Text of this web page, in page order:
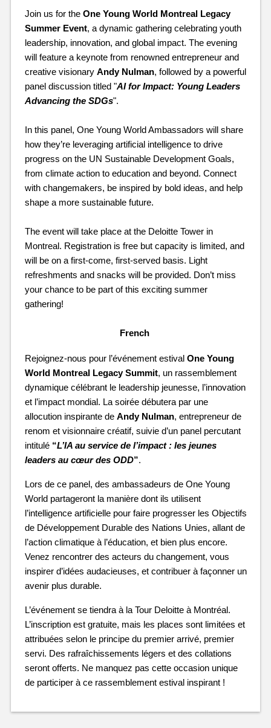
Join us for the One Young World Montreal Legacy
Summer Event, a dynamic gathering celebrating youth
leadership, innovation, and global impact. The evening
will feature a keynote from renowned entrepreneur and
creative visionary Andy Nulman, followed by a powerful
panel discussion titled "AI for Impact: Young Leaders
Advancing the SDGs".
In this panel, One Young World Ambassadors will share
how they’re leveraging artificial intelligence to drive
progress on the UN Sustainable Development Goals,
from climate action to education and beyond. Connect
with changemakers, be inspired by bold ideas, and help
shape a more sustainable future.
The event will take place at the Deloitte Tower in
Montreal. Registration is free but capacity is limited, and
will be on a first-come, first-served basis. Light
refreshments and snacks will be provided. Don’t miss
your chance to be part of this exciting summer
gathering!
French
Rejoignez-nous pour l’événement estival One Young
World Montreal Legacy Summit, un rassemblement
dynamique célébrant le leadership jeunesse, l’innovation
et l’impact mondial. La soirée débutera par une
allocution inspirante de Andy Nulman, entrepreneur de
renom et visionnaire créatif, suivie d’un panel percutant
intitulé “L’IA au service de l’impact : les jeunes
leaders au cœur des ODD”.
Lors de ce panel, des ambassadeurs de One Young
World partageront la manière dont ils utilisent
l’intelligence artificielle pour faire progresser les Objectifs
de Développement Durable des Nations Unies, allant de
l’action climatique à l’éducation, et bien plus encore.
Venez rencontrer des acteurs du changement, vous
inspirer d’idées audacieuses, et contribuer à façonner un
avenir plus durable.
L’événement se tiendra à la Tour Deloitte à Montréal.
L’inscription est gratuite, mais les places sont limitées et
attribuées selon le principe du premier arrivé, premier
servi. Des rafraîchissements légers et des collations
seront offerts. Ne manquez pas cette occasion unique
de participer à ce rassemblement estival inspirant !